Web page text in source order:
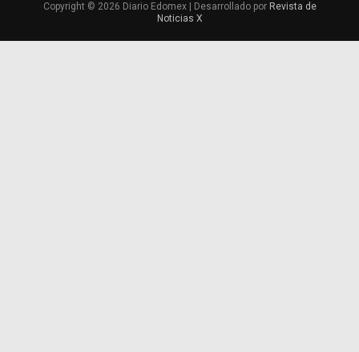
Copyright © 2026 Diario Edomex | Desarrollado por Revista de
Noticias X